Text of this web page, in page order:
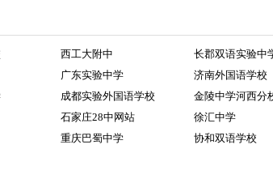
西工大附中
长郡双语实验中
广东实验中学
济南外国语学校
成都实验外国语学校
金陵中学河西分
石家庄28中网站
徐汇中学
重庆巴蜀中学 协和双语学校